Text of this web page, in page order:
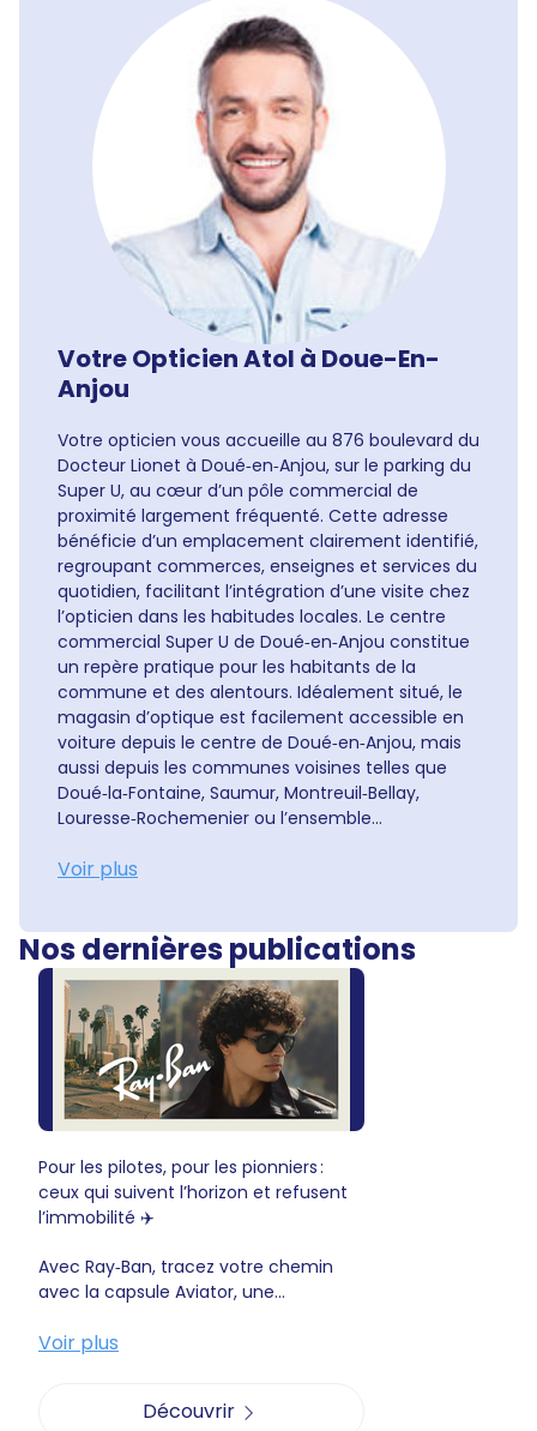
Votre Opticien Atol à Doue-En-
Anjou
Votre opticien vous accueille au 876 boulevard du
Docteur Lionet à Doué‑en‑Anjou, sur le parking du
Super U, au cœur d’un pôle commercial de
proximité largement fréquenté. Cette adresse
bénéficie d’un emplacement clairement identifié,
regroupant commerces, enseignes et services du
quotidien, facilitant l’intégration d’une visite chez
l’opticien dans les habitudes locales. Le centre
commercial Super U de Doué‑en‑Anjou constitue
un repère pratique pour les habitants de la
commune et des alentours. Idéalement situé, le
magasin d’optique est facilement accessible en
voiture depuis le centre de Doué‑en‑Anjou, mais
aussi depuis les communes voisines telles que
Doué‑la‑Fontaine, Saumur, Montreuil‑Bellay,
Louresse‑Rochemenier ou l’ensemble...
Voir plus
Nos dernières publications
Pour les pilotes, pour les pionniers :
ceux qui suivent l’horizon et refusent
l’immobilité ✈️
Avec Ray‑Ban, tracez votre chemin
avec la capsule Aviator, une...
Voir plus
Découvrir